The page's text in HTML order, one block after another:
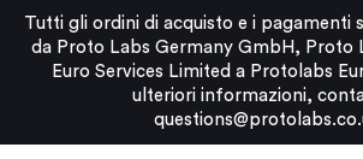
Tutti gli ordini di acquisto e i pagamenti
da Proto Labs Germany GmbH, Proto
Euro Services Limited a Protolabs
ulteriori informazioni,